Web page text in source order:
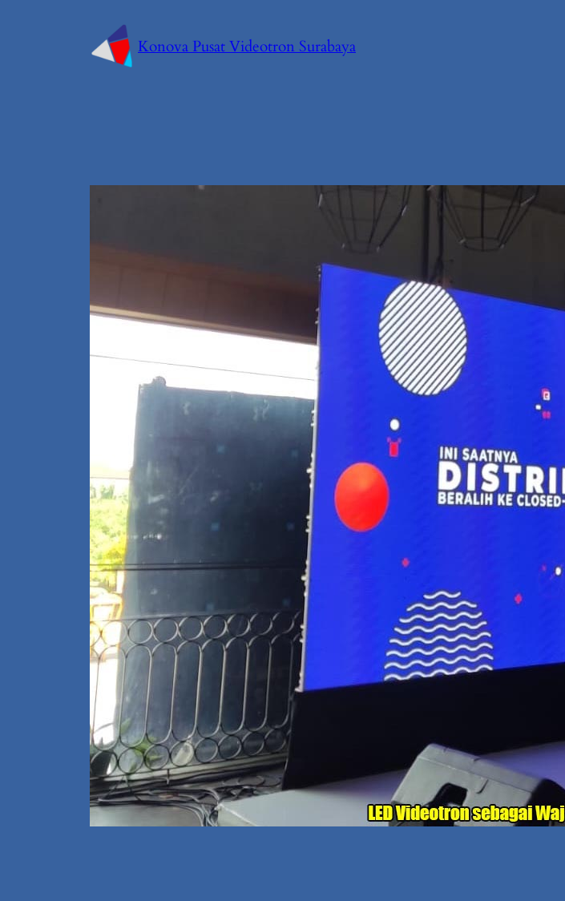
Konova Pusat Videotron Surabaya